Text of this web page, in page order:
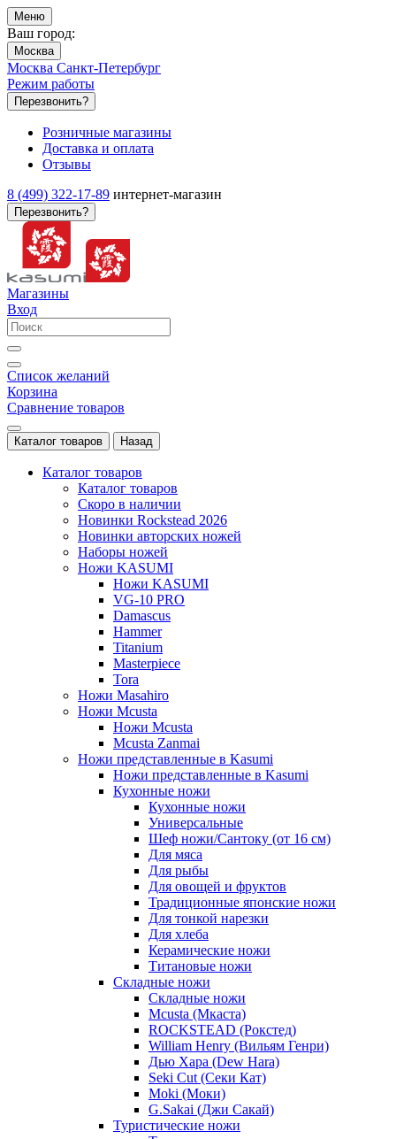
Меню
Ваш город:
Москва
Москва Санкт-Петербург
Режим работы
Перезвонить?
Розничные магазины
Доставка и оплата
Отзывы
8 (499) 322-17-89 интернет-магазин
Перезвонить?
Магазины
Вход
Список желаний
Корзина
Сравнение товаров
Каталог товаров Назад
Каталог товаров
Каталог товаров
Скоро в наличии
Новинки Rockstead 2026
Новинки авторских ножей
Наборы ножей
Ножи KASUMI
Ножи KASUMI
VG-10 PRO
Damascus
Hammer
Titanium
Masterpiece
Tora
Ножи Masahiro
Ножи Mcusta
Ножи Mcusta
Mcusta Zanmai
Ножи представленные в Kasumi
Ножи представленные в Kasumi
Кухонные ножи
Кухонные ножи
Универсальные
Шеф ножи/Сантоку (от 16 см)
Для мяса
Для рыбы
Для овощей и фруктов
Традиционные японские ножи
Для тонкой нарезки
Для хлеба
Керамические ножи
Титановые ножи
Складные ножи
Складные ножи
Mcusta (Мкаста)
ROCKSTEAD (Рокстед)
William Henry (Вильям Генри)
Дью Хара (Dew Hara)
Seki Cut (Секи Кат)
Moki (Моки)
G.Sakai (Джи Сакай)
Туристические ножи